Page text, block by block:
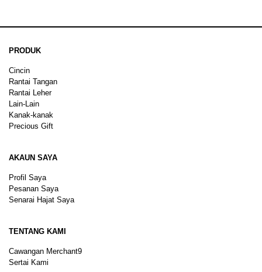
PRODUK
Cincin
Rantai Tangan
Rantai Leher
Lain-Lain
Kanak-kanak
Precious Gift
AKAUN SAYA
Profil Saya
Pesanan Saya
Senarai Hajat Saya
TENTANG KAMI
Cawangan Merchant9
Sertai Kami